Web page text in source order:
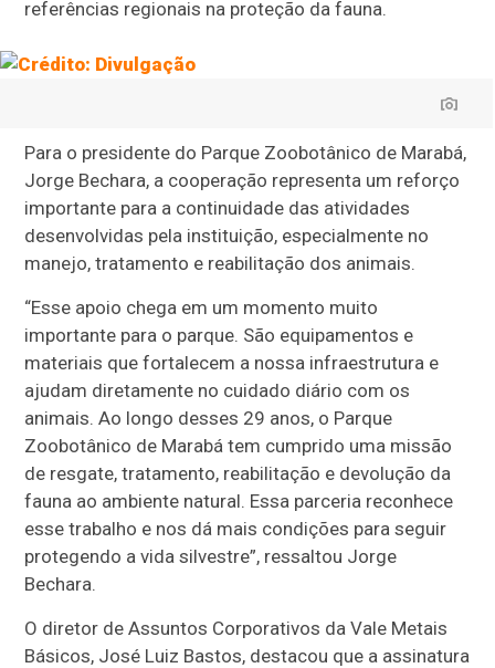
referências regionais na proteção da fauna.
Para o presidente do Parque Zoobotânico de Marabá,
Jorge Bechara, a cooperação representa um reforço
importante para a continuidade das atividades
desenvolvidas pela instituição, especialmente no
manejo, tratamento e reabilitação dos animais.
“Esse apoio chega em um momento muito
importante para o parque. São equipamentos e
materiais que fortalecem a nossa infraestrutura e
ajudam diretamente no cuidado diário com os
animais. Ao longo desses 29 anos, o Parque
Zoobotânico de Marabá tem cumprido uma missão
de resgate, tratamento, reabilitação e devolução da
fauna ao ambiente natural. Essa parceria reconhece
esse trabalho e nos dá mais condições para seguir
protegendo a vida silvestre”, ressaltou Jorge
Bechara.
O diretor de Assuntos Corporativos da Vale Metais
Básicos, José Luiz Bastos, destacou que a assinatura